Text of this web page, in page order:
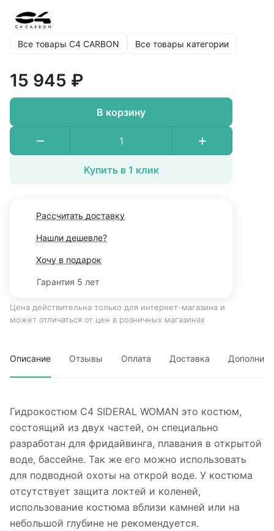
Все товары C4 CARBON Все товары категории
15 945 ₽
В корзину
Купить в 1 клик
Рассчитать доставку
Нашли дешевле?
Хочу в подарок
Гарантия 5 лет
Цена действительна только для интернет-магазина и
может отличаться от цен в розничных магазинах
Описание Отзывы Оплата Доставка
Гидрокостюм C4 SIDERAL WOMAN это костюм,
состоящий из двух частей, он специально
разработан для фридайвинга, плавания в открытой
воде, бассейне. Так же его можно использовать
для подводной охоты на открой воде. У костюма
отсутствует защита локтей и коленей,
использование костюма вблизи камней или на
небольшой глубине не рекомендуется.